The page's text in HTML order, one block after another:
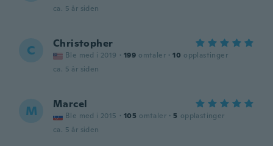
ca. 5 år siden
C Christopher
Ble med i 2019 · 199 omtaler · 10 opplastinger
ca. 5 år siden
M Marcel
Ble med i 2015 · 105 omtaler · 5 opplastinger
ca. 5 år siden